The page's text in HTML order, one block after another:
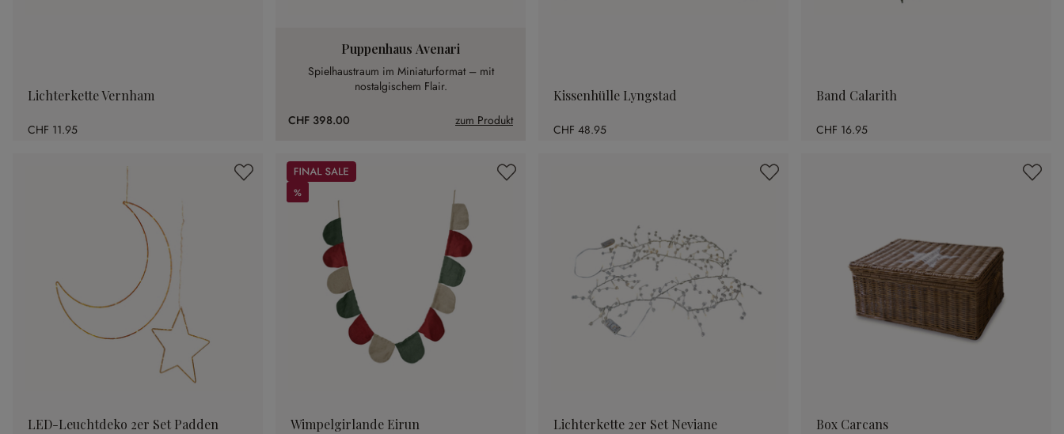
Lichterkette Vernham
CHF 11.95
Puppenhaus Avenari
Spielhaustraum im Miniaturformat – mit
nostalgischem Flair.
CHF 398.00 zum Produkt
Kissenhülle Lyngstad
CHF 48.95
Band Calarith
CHF 16.95
LED-Leuchtdeko 2er Set Padden
Sale
%
%
Wimpelgirlande Eirun Lichterkette 2er Set Neviane Box Carcans